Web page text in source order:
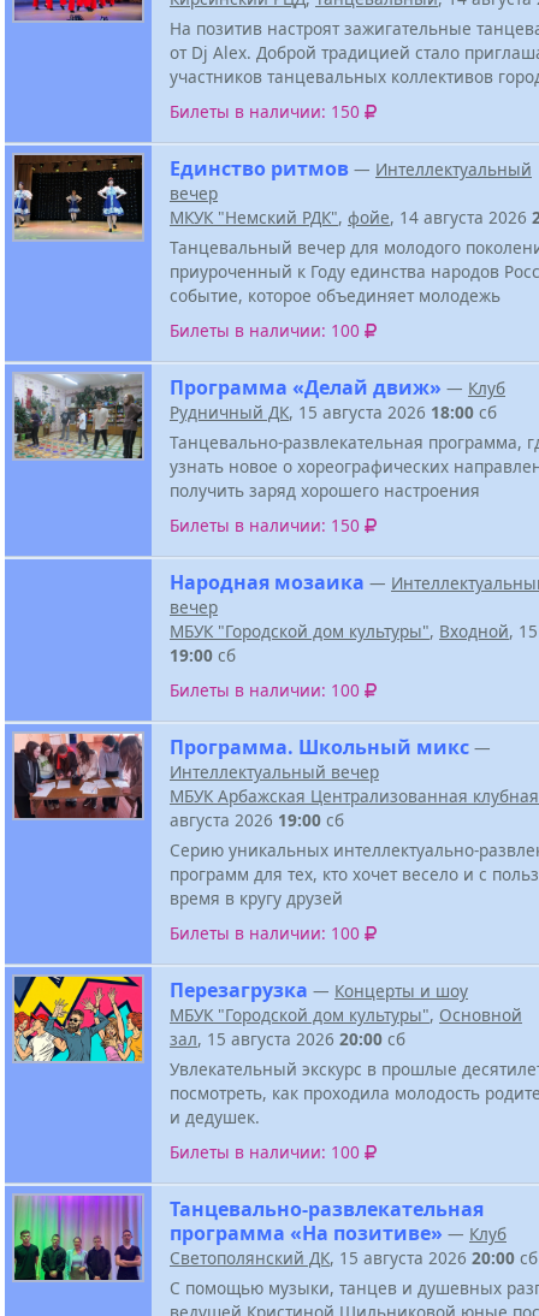
На позитив настроят зажигательные
от Dj Alex. Доброй традицией стало
участников танцевальных коллективов
Билеты в наличии: 150
Единство ритмов — Интеллектуальный
вечер
МКУК "Немский РДК", фойе, 14 августа 2026
Танцевальный вечер для молодого
приуроченный к Году единства народов
событие, которое объединяет молодежь
Билеты в наличии: 100
Программа «Делай движ» — Клуб
Рудничный ДК, 15 августа 2026 18:00 сб
Танцевально-развлекательная программа,
узнать новое о хореографических
получить заряд хорошего настроения
Билеты в наличии: 150
Народная мозаика —
вечер
МБУК "Городской дом культуры", Входной,
19:00 сб
Билеты в наличии: 100
Программа. Школьный микс —
Интеллектуальный вечер
МБУК Арбажская Централизованная
августа 2026 19:00 сб
Серию уникальных интеллектуально-
программ для тех, кто хочет весело и с
время в кругу друзей
Билеты в наличии: 100
Перезагрузка — Концерты и шоу
МБУК "Городской дом культуры", Основной
зал, 15 августа 2026 20:00 сб
Увлекательный экскурс в прошлые
посмотреть, как проходила молодость
и дедушек.
Билеты в наличии: 100
Танцевально-развлекательная
программа «На позитиве» — Клуб
Светополянский ДК, 15 августа 2026 20:00 сб
С помощью музыки, танцев и душевных
ведущей Кристиной Шильниковой юные